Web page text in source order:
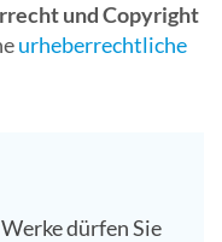
und Copyright
urheberrechtliche
dürfen Sie